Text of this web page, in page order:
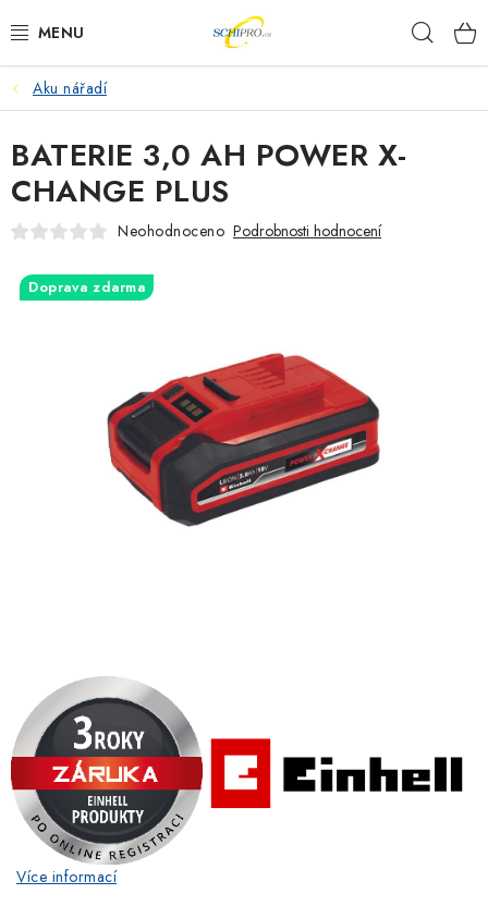
na
AKU NÁŘADÍ
ELEKTRICKÉ NÁŘADÍ
PŘÍSLUŠENSTVÍ
ZAHRADNÍ TECHNIKA
PRACOVNÍ STOLY
ZNAČKOVACÍ SPREJE
Aku nářadí
Více informací
BATERIE 3,0 AH POWER X-
CHANGE PLUS
Neohodnoceno Podrobnosti hodnocení
Doprava zdarma